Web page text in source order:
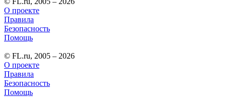
О проекте
Правила
Безопасность
Помощь
© FL.ru, 2005 – 2026
О проекте
Правила
Безопасность
Помощь